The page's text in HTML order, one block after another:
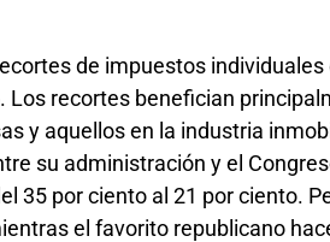
de impuestos individuales
recortes benefician
y aquellos en la industria
su administración y el
35 por ciento al 21 por ciento.
el favorito republicano